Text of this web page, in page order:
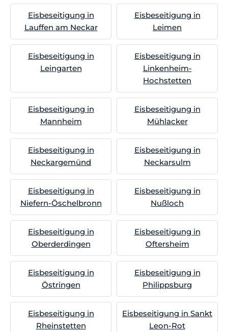
Eisbeseitigung in
Lauffen am Neckar
Eisbeseitigung in
Leimen
Eisbeseitigung in
Leingarten
Eisbeseitigung in
Linkenheim-
Hochstetten
Eisbeseitigung in
Mannheim
Eisbeseitigung in
Mühlacker
Eisbeseitigung in
Neckargemünd
Eisbeseitigung in
Neckarsulm
Eisbeseitigung in
Niefern-Öschelbronn
Eisbeseitigung in
Nußloch
Eisbeseitigung in
Oberderdingen
Eisbeseitigung in
Oftersheim
Eisbeseitigung in
Östringen
Eisbeseitigung in
Philippsburg
Eisbeseitigung in
Rheinstetten
Eisbeseitigung in Sankt
Leon-Rot